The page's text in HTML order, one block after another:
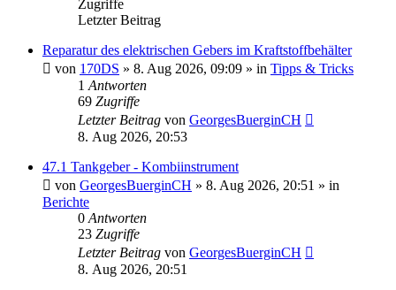
Zugriffe
Letzter Beitrag
Reparatur des elektrischen Gebers im Kraftstoffbehälter
von 170DS » 8. Aug 2026, 09:09 » in Tipps & Tricks
1 Antworten
69 Zugriffe
Letzter Beitrag von GeorgesBuerginCH
8. Aug 2026, 20:53
47.1 Tankgeber - Kombiinstrument
von GeorgesBuerginCH » 8. Aug 2026, 20:51 » in
Berichte
0 Antworten
23 Zugriffe
Letzter Beitrag von GeorgesBuerginCH
8. Aug 2026, 20:51